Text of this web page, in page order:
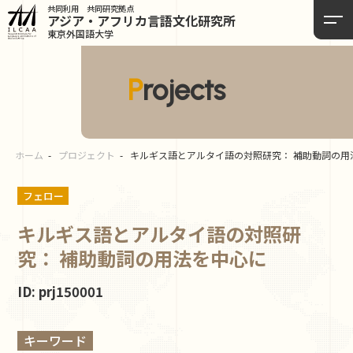
共同利用 共同研究拠点
アジア・アフリカ言語文化研究所
東京外国語大学
Projects
ホーム プロジェクト キルギス語とアルタイ語の対照研究： 補助動詞の
フェロー
キルギス語とアルタイ語の対照研
究： 補助動詞の用法を中心に
ID: prj150001
キーワード